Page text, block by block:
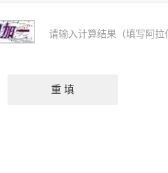
请输入计算结果（填写阿